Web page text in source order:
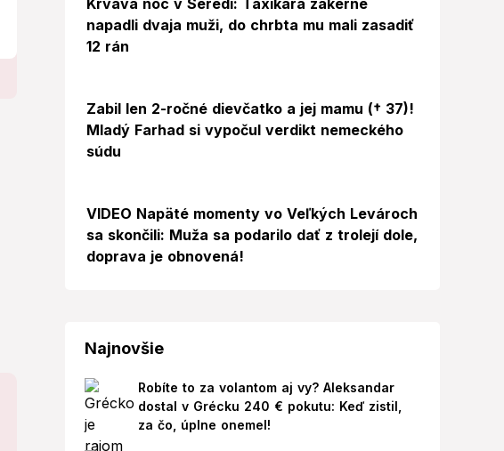
Krvavá noc v Seredi: Taxikára zákerne
napadli dvaja muži, do chrbta mu mali zasadiť
12 rán
Zabil len 2-ročné dievčatko a jej mamu († 37)!
Mladý Farhad si vypočul verdikt nemeckého
súdu
Video
VIDEO Napäté momenty vo Veľkých Levároch
sa skončili: Muža sa podarilo dať z trolejí dole,
doprava je obnovená!
Najnovšie
Robíte to za volantom aj vy? Aleksandar
dostal v Grécku 240 € pokutu: Keď zistil,
za čo, úplne onemel!